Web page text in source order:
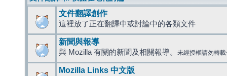
文件翻譯創作
這裡放了正在翻譯中或討論中的各類文件
新聞與報導
與 Mozilla 有關的新聞及相關報導。 未經授權請勿轉
Mozilla Links 中文版